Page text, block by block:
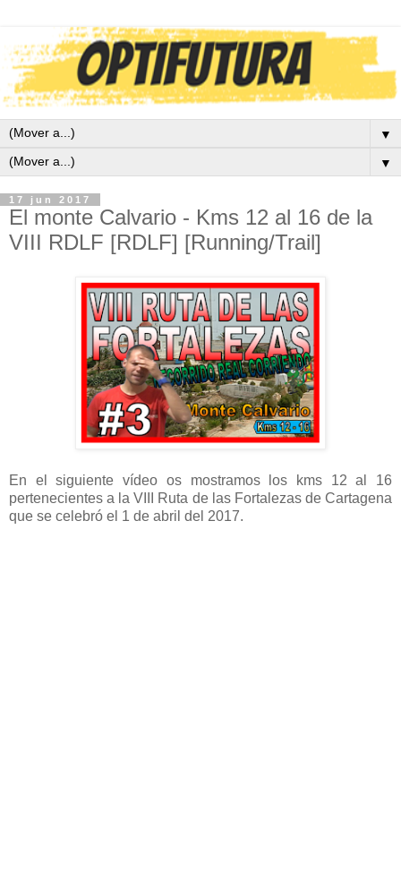
▼
▼
17 jun 2017
El monte Calvario - Kms 12 al 16 de la
VIII RDLF [RDLF] [Running/Trail]
En el siguiente vídeo os mostramos los kms 12 al 16
pertenecientes a la VIII Ruta de las Fortalezas de Cartagena
que se celebró el 1 de abril del 2017.